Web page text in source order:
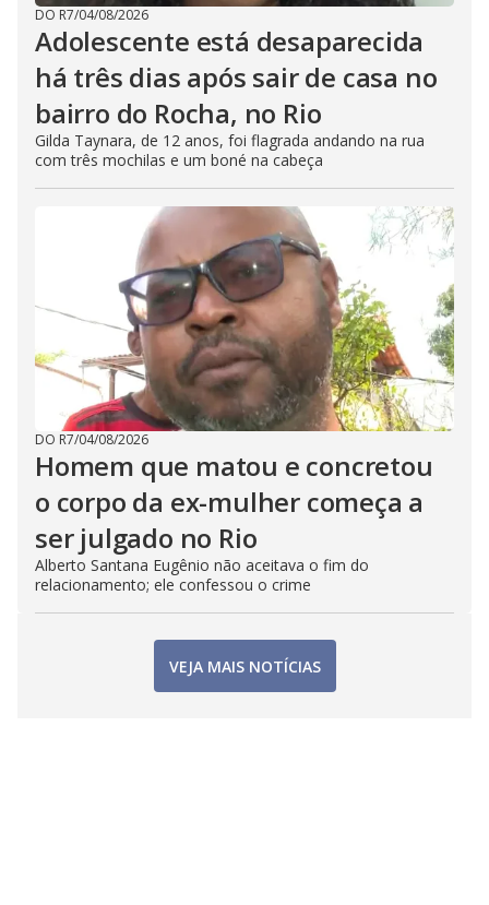
DO R7/04/08/2026
Adolescente está desaparecida
há três dias após sair de casa no
bairro do Rocha, no Rio
Gilda Taynara, de 12 anos, foi flagrada andando na rua
com três mochilas e um boné na cabeça
DO R7/04/08/2026
Homem que matou e concretou
o corpo da ex-mulher começa a
ser julgado no Rio
Alberto Santana Eugênio não aceitava o fim do
relacionamento; ele confessou o crime
VEJA MAIS NOTÍCIAS